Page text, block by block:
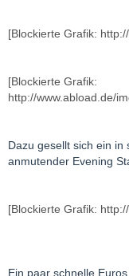
[Blockierte Grafik:
[Blockierte Grafik:
http://www.abload.de/
Dazu gesellt sich ein in
anmutender Evening
[Blockierte Grafik:
Ein paar schnelle